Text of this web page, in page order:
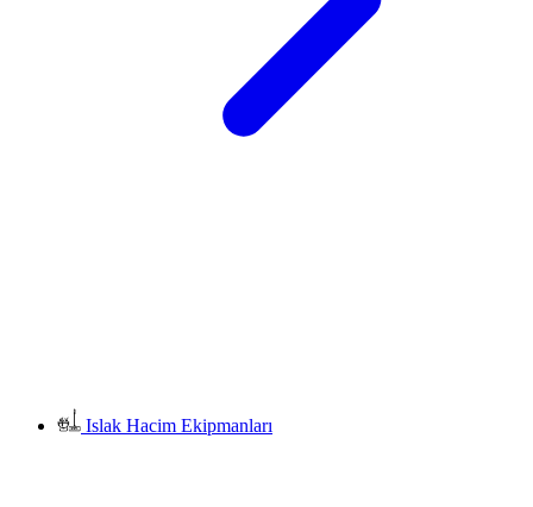
Islak Hacim Ekipmanları